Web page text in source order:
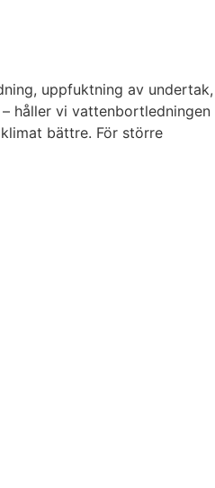
uppfuktning av undertak,
håller vi vattenbortledningen
bättre. För större